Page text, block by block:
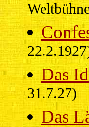
Das
31.7.27)
Das